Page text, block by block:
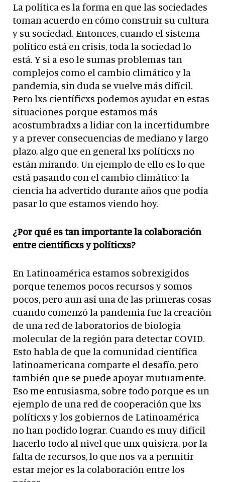
La política es la forma en que las sociedades
toman acuerdo en cómo construir su cultura
y su sociedad. Entonces, cuando el sistema
político está en crisis, toda la sociedad lo
está. Y si a eso le sumas problemas tan
complejos como el cambio climático y la
pandemia, sin duda se vuelve más difícil.
Pero lxs científicxs podemos ayudar en estas
situaciones porque estamos más
acostumbradxs a lidiar con la incertidumbre
y a prever consecuencias de mediano y largo
plazo, algo que en general lxs políticxs no
están mirando. Un ejemplo de ello es lo que
está pasando con el cambio climático; la
ciencia ha advertido durante años que podía
pasar lo que estamos viendo hoy.
¿Por qué es tan importante la colaboración
entre científicxs y políticxs?
En Latinoamérica estamos sobrexigidos
porque tenemos pocos recursos y somos
pocos, pero aun así una de las primeras cosas
cuando comenzó la pandemia fue la creación
de una red de laboratorios de biología
molecular de la región para detectar COVID.
Esto habla de que la comunidad científica
latinoamericana comparte el desafío, pero
también que se puede apoyar mutuamente.
Eso me entusiasma, sobre todo porque es un
ejemplo de una red de cooperación que lxs
políticxs y los gobiernos de Latinoamérica
no han podido lograr. Cuando es muy difícil
hacerlo todo al nivel que unx quisiera, por la
falta de recursos, lo que nos va a permitir
estar mejor es la colaboración entre los